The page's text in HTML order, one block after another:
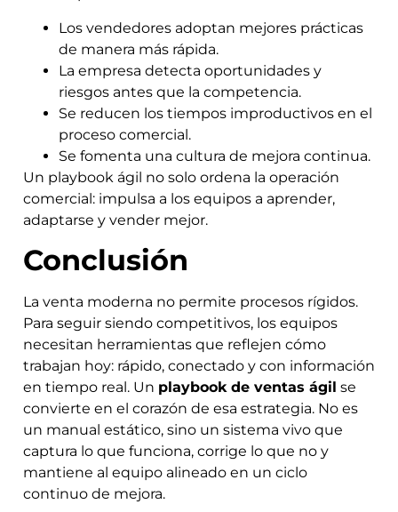
Los vendedores adoptan mejores prácticas
de manera más rápida.
La empresa detecta oportunidades y
riesgos antes que la competencia.
Se reducen los tiempos improductivos en el
proceso comercial.
Se fomenta una cultura de mejora continua.
Un playbook ágil no solo ordena la operación
comercial: impulsa a los equipos a aprender,
adaptarse y vender mejor.
Conclusión
La venta moderna no permite procesos rígidos.
Para seguir siendo competitivos, los equipos
necesitan herramientas que reflejen cómo
trabajan hoy: rápido, conectado y con información
en tiempo real. Un playbook de ventas ágil se
convierte en el corazón de esa estrategia. No es
un manual estático, sino un sistema vivo que
captura lo que funciona, corrige lo que no y
mantiene al equipo alineado en un ciclo
continuo de mejora.